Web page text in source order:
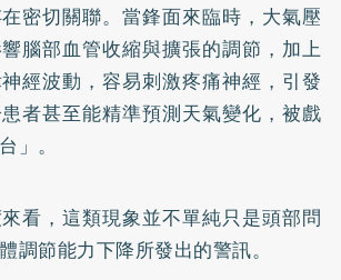
密切關聯。當鋒面來臨時，大氣壓
腦部血管收縮與擴張的調節，加上
經波動，容易刺激疼痛神經，引發
者甚至能精準預測天氣變化，被戲
」。
看，這類現象並不單純只是頭部問
調節能力下降所發出的警訊。